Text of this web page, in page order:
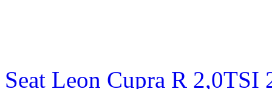
Seat Leon Cupra R